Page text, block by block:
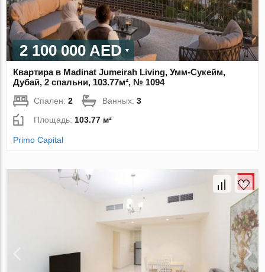
2 100 000 AED
Квартира в Madinat Jumeirah Living, Умм-Сукейм,
Дубай, 2 спальни, 103.77м², № 1094
Спален:2 Ванных:3
Площадь:103.77 м²
Primo Capital